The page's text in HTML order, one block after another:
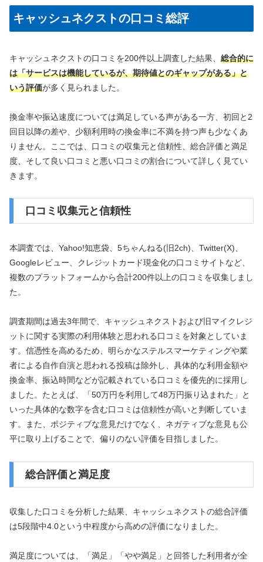
キャッシュネクストの口コミ総評
キャッシュネクストの口コミを200件以上調査した結果、 総合的に
は「サービスは機能しているが、期待値とのギャップがある」と
いう評価が多く見られました。
換金率や振込速度については満足している声がある一方、初回と2
回目以降の差や、少額利用時の換金率に不満を持つ声も少なくあ
りません。ここでは、口コミの収集元と信頼性、総合評価と満足
度、そして良い口コミと悪い口コミの割合について詳しく見てい
きます。
口コミ収集元と信頼性
本調査では、Yahoo!知恵袋、5ちゃんねる(旧2ch)、Twitter(X)、
Googleレビュー、クレジットカード現金化の口コミサイトなど、
複数のプラットフォームから合計200件以上の口コミを収集しまし
た。
調査期間は過去3年間で、キャッシュネクストおよび旧マイクレジ
ットに関する実際の利用体験と思われる口コミを対象としていま
す。信憑性を高めるため、明らかなステルスマーケティングや業
者による自作自演と思われる投稿は除外し、具体的な利用金額や
換金率、振込時間などが記載されている口コミを優先的に採用し
ました。たとえば、「50万円を利用して48万円振り込まれた」と
いった具体的な数字を含む口コミは信頼性が高いと判断していま
す。また、ポジティブな意見だけでなく、ネガティブな意見も公
平に取り上げることで、偏りのない評価を目指しました。
総合評価と満足度
収集した口コミを分析した結果、キャッシュネクストの総合評価
は5段階中4.0という中程度から高めの評価になりました。
満足度については、「満足」「やや満足」と回答した利用者が全